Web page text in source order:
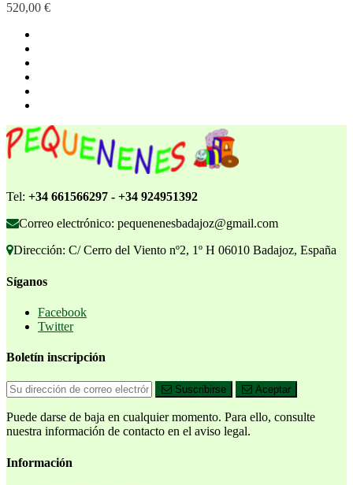
520,00 €
Tel: +34 661566297 - +34 924951392
Correo electrónico: pequenenesbadajoz@gmail.com
Dirección: C/ Cerro del Viento nº2, 1º H 06010 Badajoz, España
Síganos
Facebook
Twitter
Boletín inscripción
Suscribirse Aceptar
Puede darse de baja en cualquier momento. Para ello, consulte
nuestra información de contacto en el aviso legal.
Información